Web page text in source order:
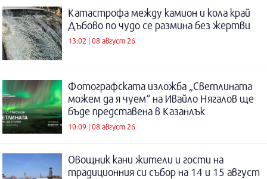
Катастрофа между камион и кола край
Дъбово по чудо се размина без жертви
13:02 | 08 август 26
Фотографската изложба „Светлината
можем да я чуем“ на Ивайло Нягалов ще
бъде представена в Казанлък
10:09 | 08 август 26
Овощник кани жители и гости на
традиционния си събор на 14 и 15 август